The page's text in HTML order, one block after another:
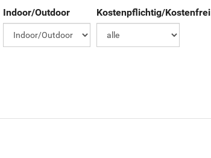
Indoor/Outdoor Kostenpflichtig/Kostenfrei